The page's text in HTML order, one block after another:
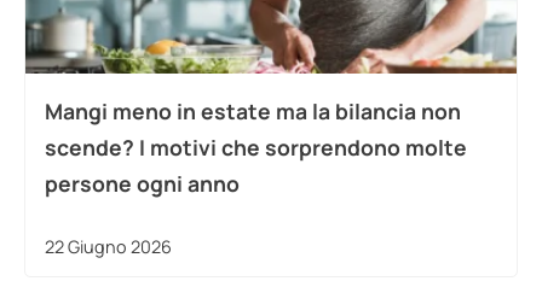
Mangi meno in estate ma la bilancia non
scende? I motivi che sorprendono molte
persone ogni anno
22 Giugno 2026